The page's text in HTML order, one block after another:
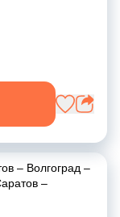
– Волгоград –
–